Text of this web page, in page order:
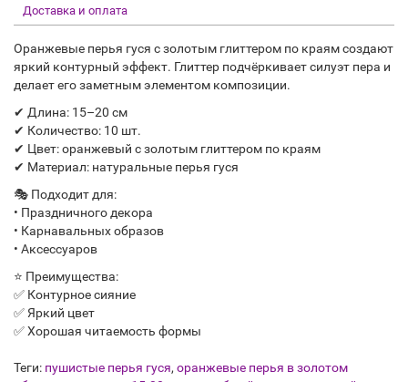
Доставка и оплата
Оранжевые перья гуся с золотым глиттером по краям создают
яркий контурный эффект. Глиттер подчёркивает силуэт пера и
делает его заметным элементом композиции.
✔ Длина: 15–20 см
✔ Количество: 10 шт.
✔ Цвет: оранжевый с золотым глиттером по краям
✔ Материал: натуральные перья гуся
🎭 Подходит для:
• Праздничного декора
• Карнавальных образов
• Аксессуаров
⭐ Преимущества:
✅ Контурное сияние
✅ Яркий цвет
✅ Хорошая читаемость формы
Теги: пушистые перья гуся, оранжевые перья в золотом